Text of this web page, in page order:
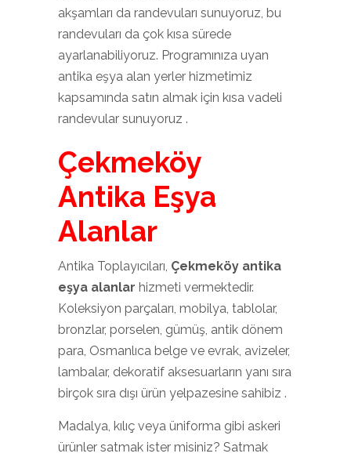
akşamları da randevuları sunuyoruz, bu
randevuları da çok kısa sürede
ayarlanabiliyoruz. Programınıza uyan
antika eşya alan yerler hizmetimiz
kapsamında satın almak için kısa vadeli
randevular sunuyoruz .
Çekmeköy
Antika Eşya
Alanlar
Antika Toplayıcıları, Çekmeköy antika
eşya alanlar hizmeti vermektedir.
Koleksiyon parçaları, mobilya, tablolar,
bronzlar, porselen, gümüş, antik dönem
para, Osmanlıca belge ve evrak, avizeler,
lambalar, dekoratif aksesuarların yanı sıra
birçok sıra dışı ürün yelpazesine sahibiz .
Madalya, kılıç veya üniforma gibi askeri
ürünler satmak ister misiniz? Satmak